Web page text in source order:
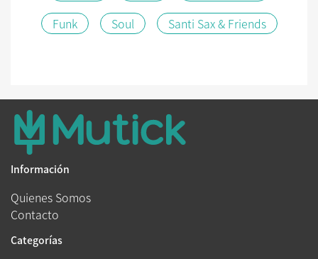
Funk
Soul Santi Sax & Friends
Información
Quienes Somos
Contacto
Categorías